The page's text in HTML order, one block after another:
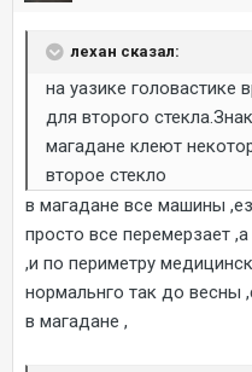
лехан сказал:
на уазике головастике
для второго
магадане клеют
второе стекло
в магадане все машины
просто все перемерзает
,и по периметру
нормальнго так до весны
в магадане ,